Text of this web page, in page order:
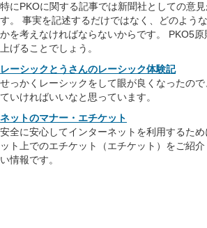
特にPKOに関する記事では新聞社としての意
す。 事実を記述するだけではなく、どのよう
かを考えなければならないからです。 PKO5
上げることでしょう。
レーシックとうさんのレーシック体験記
せっかくレーシックをして眼が良くなったの
ていければいいなと思っています。
ネットのマナー・エチケット
安全に安心してインターネットを利用するた
ット上でのエチケット（エチケット）をご紹
い情報です。